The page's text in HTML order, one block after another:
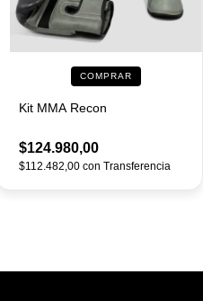
COMPRAR
Kit MMA Recon
$124.980,00
$112.482,00 con Transferencia